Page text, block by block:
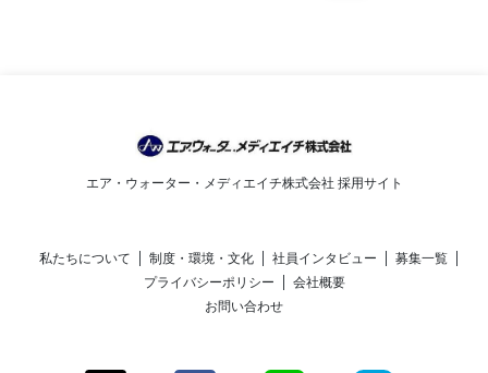
エア・ウォーター・メディエイチ株式会社 採用サイト
私たちについて 制度・環境・文化 社員インタビュー
募集一覧
プライバシーポリシー
会社概要
お問い合わせ